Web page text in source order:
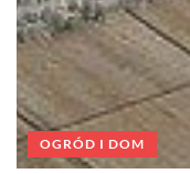
OGRÓD I DOM